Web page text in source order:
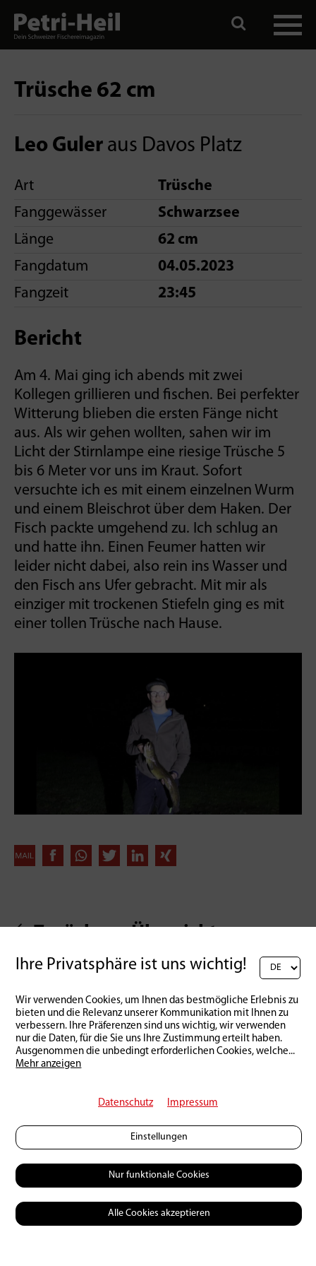
Trüsche 62 cm
Leo Guler aus Davos Platz
Art
Trüsche
Fanggewässer
Schwarzsee
Länge
62 cm
Fangdatum
04.05.2023
Fangzeit
23:45
Bericht
Am 4. Mai ging ich abends mit zwei
Kollegen­ grillieren und fischen. Bei perfekter
Witterung blieben die ersten Fänge nicht
aus. Als wir gehen wollten, sahen wir im
Licht der Stirnlampe eine riesige Trüsche 5
bis 6 Meter vor uns im Kraut. Sofort
versuchte ich es mit einem einzelnen Wurm
und einem Bleischrot über dem Haken. Der
Fisch packte umgehend zu. Ich schlug an
und hatte ihn. Einen Feumer hatten wir
leider nicht dabei, also rein ins Wasser und
den Fisch ans Ufer gebracht. Mit mir als
einziger mit trockenen Stiefeln ging es mit
einer tollen Trüsche nach Hause.
Zurück zur Übersicht
Ihre Privatsphäre ist uns wichtig!
Wir verwenden Cookies, um Ihnen das bestmögliche Erlebnis zu
bieten und die Relevanz unserer Kommunikation mit Ihnen zu
verbessern. Ihre Präferenzen sind uns wichtig, wir verwenden
nur die Daten, für die Sie uns Ihre Zustimmung erteilt haben.
Ausgenommen die unbedingt erforderlichen Cookies, welche...
Mehr anzeigen
Datenschutz Impressum
Einstellungen
Nur funktionale Cookies
Alle Cookies akzeptieren